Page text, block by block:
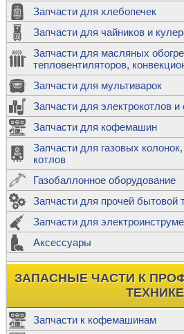
Запчасти для хлебопечек
Запчасти для чайников и
Запчасти для масляных
тепловентиляторов,
Запчасти для мультиварок
Запчасти для электрокотлов и
Запчасти для кофемашин
Запчасти для газовых
котлов
Газобаллонное оборудование
Запчасти для прочей бытовой
Запчасти для
Аксессуары
ЗАПАСНЫЕ ЧАСТИ К
ТЕХНИКЕ
Запчасти к кофемашинам